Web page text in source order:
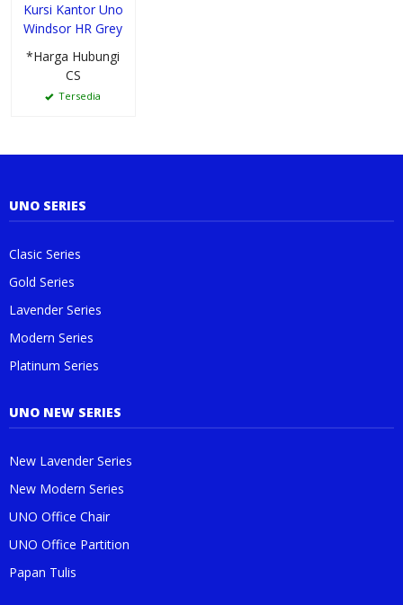
Kursi Kantor Uno
Windsor HR Grey
*Harga Hubungi
CS
Tersedia
UNO SERIES
Clasic Series
Gold Series
Lavender Series
Modern Series
Platinum Series
UNO NEW SERIES
New Lavender Series
New Modern Series
UNO Office Chair
UNO Office Partition
Papan Tulis